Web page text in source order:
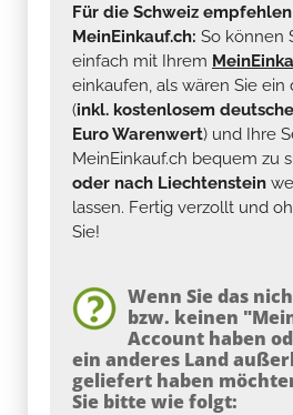
Für die Schweiz
MeinEinkauf.ch: So können
einfach mit Ihrem
einkaufen, als wären Sie
(inkl. kostenlosem
Euro Warenwert) und Ihre
MeinEinkauf.ch bequem zu
oder nach Liechtenstein
lassen. Fertig verzollt und
Sie!
Wenn Sie das
bzw. keinen
Account haben
ein anderes Land
geliefert haben
Sie bitte wie folgt: